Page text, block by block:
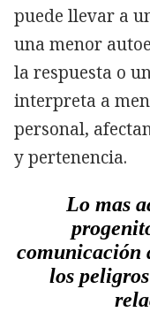
puede llevar a
una menor
la respuesta o
interpreta a
personal,
y pertenencia.
Lo mas
comunicación
los